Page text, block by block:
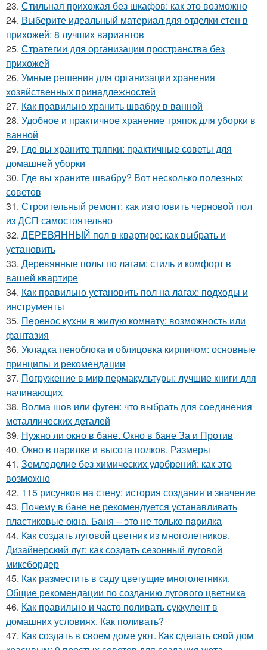
23. Стильная прихожая без шкафов: как это возможно
24. Выберите идеальный материал для отделки стен в
прихожей: 8 лучших вариантов
25. Стратегии для организации пространства без
прихожей
26. Умные решения для организации хранения
хозяйственных принадлежностей
27. Как правильно хранить швабру в ванной
28. Удобное и практичное хранение тряпок для уборки в
ванной
29. Где вы храните тряпки: практичные советы для
домашней уборки
30. Где вы храните швабру? Вот несколько полезных
советов
31. Строительный ремонт: как изготовить черновой пол
из ДСП самостоятельно
32. ДЕРЕВЯННЫЙ пол в квартире: как выбрать и
установить
33. Деревянные полы по лагам: стиль и комфорт в
вашей квартире
34. Как правильно установить пол на лагах: подходы и
инструменты
35. Перенос кухни в жилую комнату: возможность или
фантазия
36. Укладка пеноблока и облицовка кирпичом: основные
принципы и рекомендации
37. Погружение в мир пермакультуры: лучшие книги для
начинающих
38. Волма шов или фуген: что выбрать для соединения
металлических деталей
39. Нужно ли окно в бане. Окно в бане За и Против
40. Окно в парилке и высота полков. Размеры
41. Земледелие без химических удобрений: как это
возможно
42. 115 рисунков на стену: история создания и значение
43. Почему в бане не рекомендуется устанавливать
пластиковые окна. Баня – это не только парилка
44. Как создать луговой цветник из многолетников.
Дизайнерский луг: как создать сезонный луговой
миксбордер
45. Как разместить в саду цветущие многолетники.
Общие рекомендации по созданию лугового цветника
46. Как правильно и часто поливать суккулент в
домашних условиях. Как поливать?
47. Как создать в своем доме уют. Как сделать свой дом